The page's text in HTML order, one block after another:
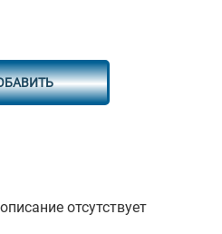
отсутствует